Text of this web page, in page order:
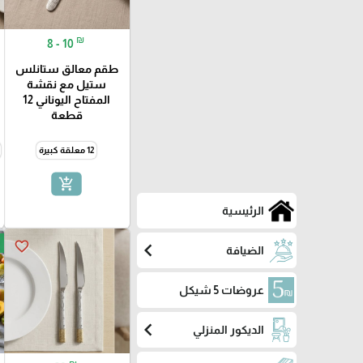
الرئيسية
الضيافة chevron_left
عروضات 5 شيكل
الديكور المنزلي chevron_left
8 - 10 ₪
طقم معالق ستانلس
ستيل مع نقشة
المفتاح اليوناني 12
قطعة
12 معلقة كبيرة
add_shopping_cart
favorite_border